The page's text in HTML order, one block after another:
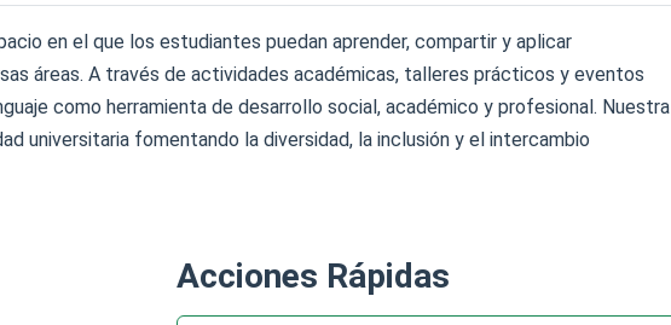
en el que los estudiantes puedan aprender, compartir y aplicar
áreas. A través de actividades académicas, talleres prácticos y eventos
como herramienta de desarrollo social, académico y profesional. Nuestra
universitaria fomentando la diversidad, la inclusión y el intercambio
Acciones Rápidas